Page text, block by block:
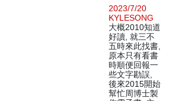
2023/7/20
KYLESONG
大概2010知道
好讀, 就三不
五時來此找書,
原本只有看書
時順便回報一
些文字勘誤,
後來2015開始
幫忙周博士製